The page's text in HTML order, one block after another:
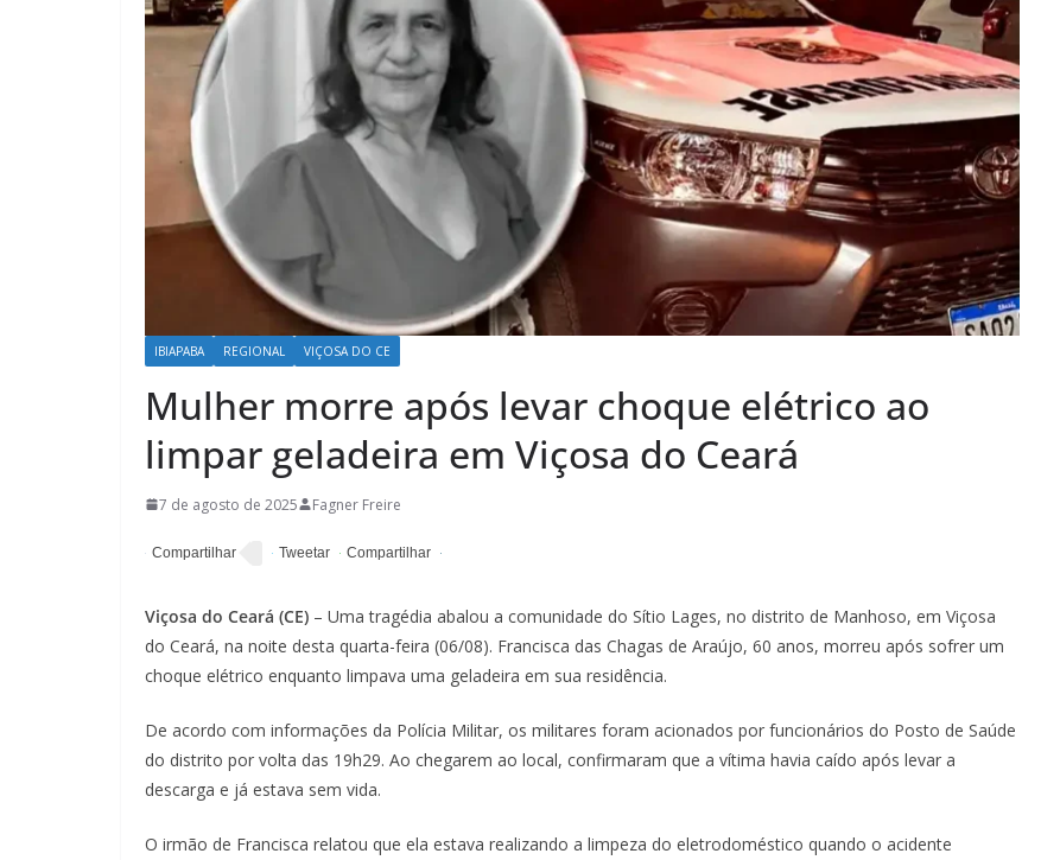
IBIAPABA REGIONAL VIÇOSA DO CE
Mulher morre após levar choque elétrico ao
limpar geladeira em Viçosa do Ceará
7 de agosto de 2025 Fagner Freire
Viçosa do Ceará (CE) – Uma tragédia abalou a comunidade do Sítio Lages, no distrito de Manhoso, em Viçosa
do Ceará, na noite desta quarta-feira (06/08). Francisca das Chagas de Araújo, 60 anos, morreu após sofrer um
choque elétrico enquanto limpava uma geladeira em sua residência.
De acordo com informações da Polícia Militar, os militares foram acionados por funcionários do Posto de Saúde
do distrito por volta das 19h29. Ao chegarem ao local, confirmaram que a vítima havia caído após levar a
descarga e já estava sem vida.
O irmão de Francisca relatou que ela estava realizando a limpeza do eletrodoméstico quando o acidente